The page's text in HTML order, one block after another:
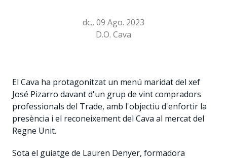
dc., 09 Ago. 2023
D.O. Cava
El Cava ha protagonitzat un menú maridat del xef
José Pizarro davant d'un grup de vint compradors
professionals del Trade, amb l'objectiu d'enfortir la
presència i el reconeixement del Cava al mercat del
Regne Unit.
Sota el guiatge de Lauren Denyer, formadora